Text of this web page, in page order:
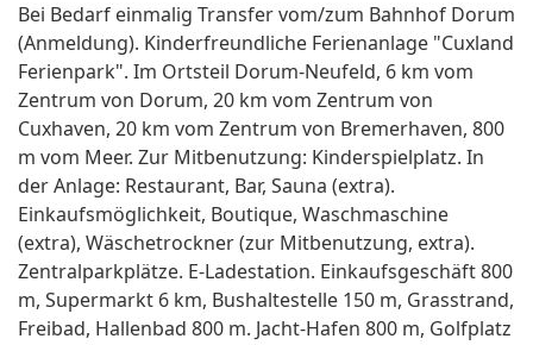
Bei Bedarf einmalig Transfer vom/zum Bahnhof Dorum
(Anmeldung). Kinderfreundliche Ferienanlage "Cuxland
Ferienpark". Im Ortsteil Dorum-Neufeld, 6 km vom
Zentrum von Dorum, 20 km vom Zentrum von
Cuxhaven, 20 km vom Zentrum von Bremerhaven, 800
m vom Meer. Zur Mitbenutzung: Kinderspielplatz. In
der Anlage: Restaurant, Bar, Sauna (extra).
Einkaufsmöglichkeit, Boutique, Waschmaschine
(extra), Wäschetrockner (zur Mitbenutzung, extra).
Zentralparkplätze. E-Ladestation. Einkaufsgeschäft 800
m, Supermarkt 6 km, Bushaltestelle 150 m, Grasstrand,
Freibad, Hallenbad 800 m. Jacht-Hafen 800 m, Golfplatz